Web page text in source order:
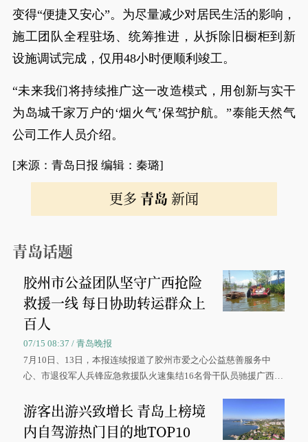
变得“便捷又安心”。为尽量减少对居民生活的影响，
施工团队全程驻场、统筹推进，从拆除旧橱柜到新
设施调试完成，仅用48小时便顺利竣工。
“未来我们将持续推广这一改造模式，用创新与实干
为岛城千家万户的‘烟火气’保驾护航。”泰能天然气
公司工作人员介绍。
[来源：青岛日报 编辑：秦璐]
更多 青岛 新闻
青岛话题
胶州市公益团队坚守广西抢险
救援一线 每日协助转运群众上
百人
07/15 08:37 / 青岛晚报
7月10日、13日，本报连续报道了胶州市爱之心公益慈善服务中
心、市退役军人兵锋应急救援队火速集结16名骨干队员驰援广西灾
游客出游兴致增长 青岛上榜境
内自驾游热门目的地TOP10